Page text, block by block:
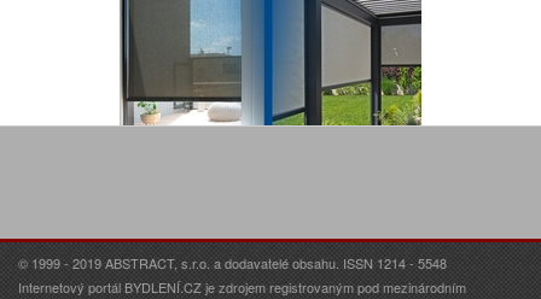
© 1999 - 2019 ABSTRACT, s.r.o. a dodavatelé obsahu. ISSN 1214 - 5548
Internetový portál BYDLENÍ.CZ je zdrojem registrovaným pod mezinárodním